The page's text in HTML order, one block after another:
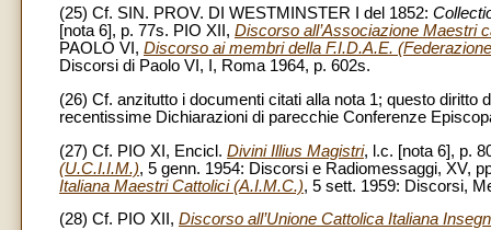
(25) Cf. SIN. PROV. DI WESTMINSTER I del 1852:
[nota 6], p. 77s. PIO XII, Discorso all’Associazione Maestri
PAOLO VI, Discorso ai membri della F.I.D.A.E.
Discorsi di Paolo VI, I, Roma 1964, p. 602s.
(26) Cf. anzitutto i documenti citati alla nota 1; questo
recentissime Dichiarazioni di parecchie Conferenze
(27) Cf. PIO XI, Encicl. Divini Illius Magistri, l.c. [nota 6], p.
(U.C.I.I.M.), 5 genn. 1954: Discorsi e Radiomessaggi, XV,
Italiana Maestri Cattolici (A.I.M.C.), 5 sett. 1959: Discorsi,
(28) Cf. PIO XII, Discorso all’Unione Cattolica Italiana